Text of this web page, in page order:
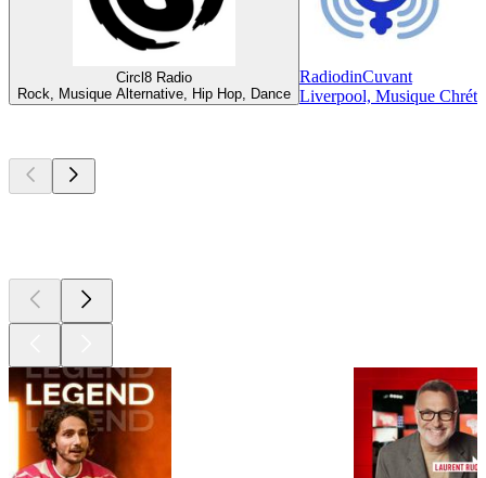
Circl8 Radio
Rock, Musique Alternative, Hip Hop, Dance
RadiodinCuvant
Liverpool, Musique